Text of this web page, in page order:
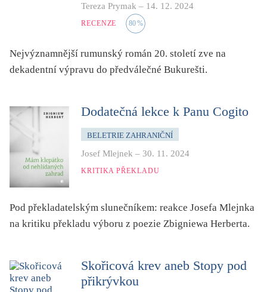
Tereza Prymak – 14. 12. 2024
RECENZE 80%
Nejvýznamnější rumunský román 20. století zve na
dekadentní výpravu do předválečné Bukurešti.
Dodatečná lekce k Panu Cogito
BELETRIE ZAHRANIČNÍ
Josef Mlejnek – 30. 11. 2024
KRITIKA PŘEKLADU
Pod překladatelským slunečníkem: reakce Josefa Mlejnka
na kritiku překladu výboru z poezie Zbigniewa Herberta.
Skořicová krev aneb Stopy pod
přikrývkou